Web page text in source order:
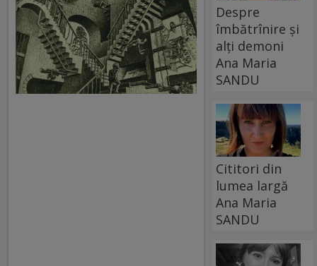
Despre
îmbătrînire și
alți demoni
Ana Maria
SANDU
Cititori din
lumea largă
Ana Maria
SANDU